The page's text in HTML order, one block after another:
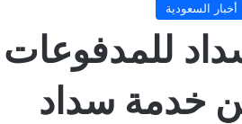
أخبار السعودية
للمدفوعات
خدمة سداد